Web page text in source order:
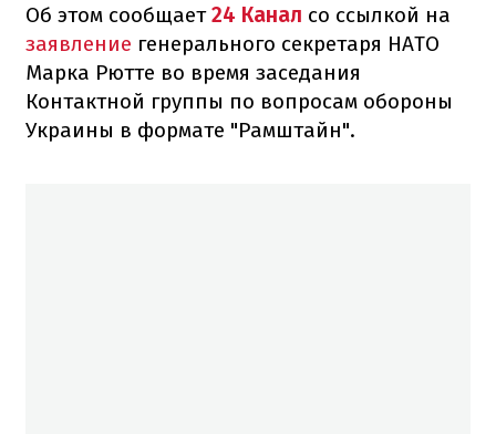
Об этом сообщает24 Канал со ссылкой на
заявление генерального секретаря НАТО
Марка Рютте во время заседания
Контактной группы по вопросам обороны
Украины в формате "Рамштайн".